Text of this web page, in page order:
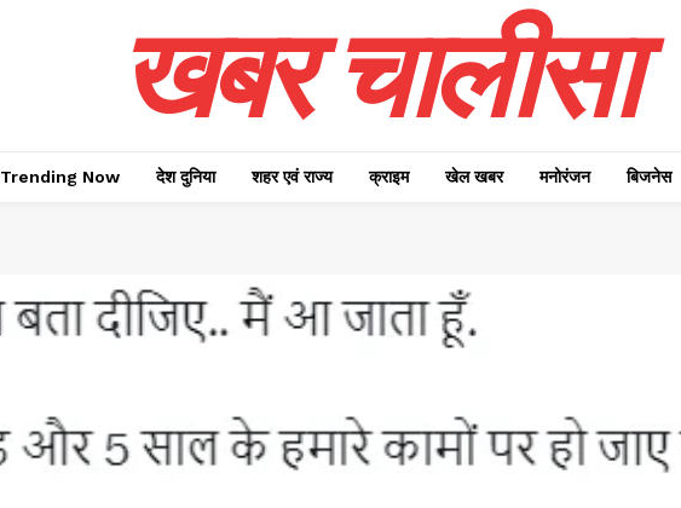
खबर चालीसा
Trending Now देश दुनिया शहर एवं राज्य क्राइम खेल खबर मनोरंजन बिजनेस